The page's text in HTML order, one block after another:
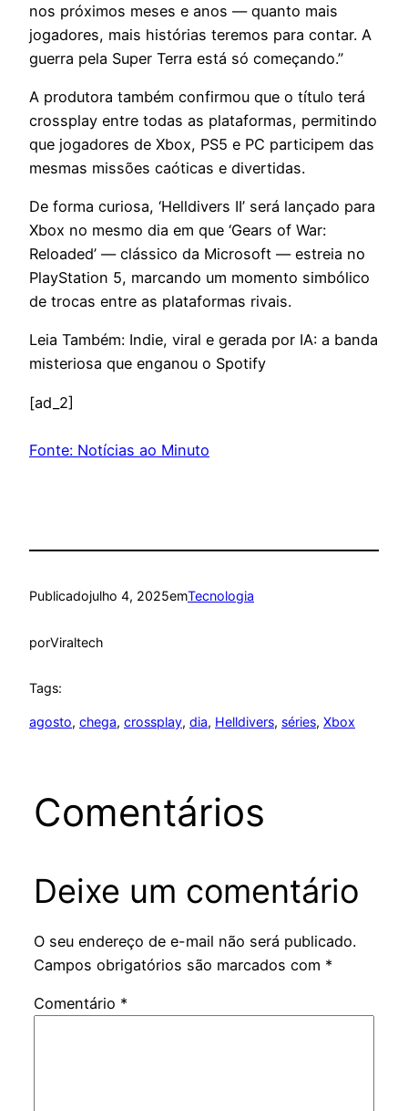
nos próximos meses e anos — quanto mais
jogadores, mais histórias teremos para contar. A
guerra pela Super Terra está só começando.”
A produtora também confirmou que o título terá
crossplay entre todas as plataformas, permitindo
que jogadores de Xbox, PS5 e PC participem das
mesmas missões caóticas e divertidas.
De forma curiosa, ‘Helldivers II’ será lançado para
Xbox no mesmo dia em que ‘Gears of War:
Reloaded’ — clássico da Microsoft — estreia no
PlayStation 5, marcando um momento simbólico
de trocas entre as plataformas rivais.
Leia Também: Indie, viral e gerada por IA: a banda
misteriosa que enganou o Spotify
[ad_2]
Fonte: Notícias ao Minuto
Publicadojulho 4, 2025emTecnologia
porViraltech
Tags:
agosto, chega, crossplay, dia, Helldivers, séries, Xbox
Comentários
Deixe um comentário
O seu endereço de e-mail não será publicado.
Campos obrigatórios são marcados com *
Comentário *